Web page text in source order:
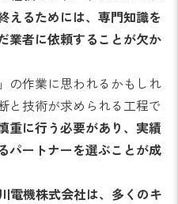
えるためには、専門知識を
業者に依頼することが欠か
の作業に思われるかもしれ
と技術が求められる工程で
重に行う必要があり、実績
パートナーを選ぶことが成
電機株式会社は、多くのキ